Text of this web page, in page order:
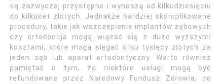
są zazwyczaj przystępne i wynoszą od kilkudziesięciu
do kilkuset złotych. Jednakże bardziej skomplikowane
procedury, takie jak wszczepienie implantów zębowych
czy ortodoncja mogą wiązać się z dużo wyższymi
kosztami, które mogą sięgać kilku tysięcy złotych za
jeden ząb lub aparat ortodontyczny. Warto również
pamiętać o tym, że niektóre usługi mogą być
refundowane przez Narodowy Fundusz Zdrowia, co